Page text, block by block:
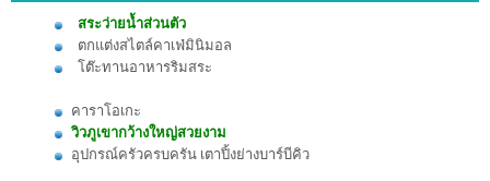
สระว่ายน้ำส่วนตัว
ตกแต่งสไตล์คาเฟ่มินิมอล
โต๊ะทานอาหารริมสระ
คาราโอเกะ
วิวภูเขากว้างใหญ่สวยงาม
อุปกรณ์ครัวครบครัน เตาปิ้งย่างบาร์บีคิว